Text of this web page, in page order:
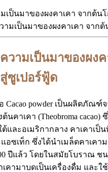
เป็นมาของผงคาเคา จากต้น
วามเป็นมาของผงค
ซูเปอร์ฟู้ด
Cacao powder เป็นผลิตภัณ
นคาเคา (Theobroma cacao)
ต้และอเมริกากลาง คาเคาเป็
แอซเท็ก ซึ่งได้นำเมล็ดคาเคา
ปีแล้ว โดยในสมัยโบราณ ชน
เคามาบดเป็นเครื่องดื่ม และใ